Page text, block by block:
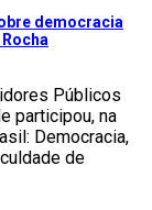
democracia
Públicos
participou, na
Democracia,
de